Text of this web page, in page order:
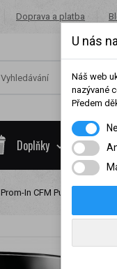
Doprava a platba
Doplňky
Prom-In CFM Pure
Nyní spadáte do věrnostní
U nás
Náš web
nazývané
Předem